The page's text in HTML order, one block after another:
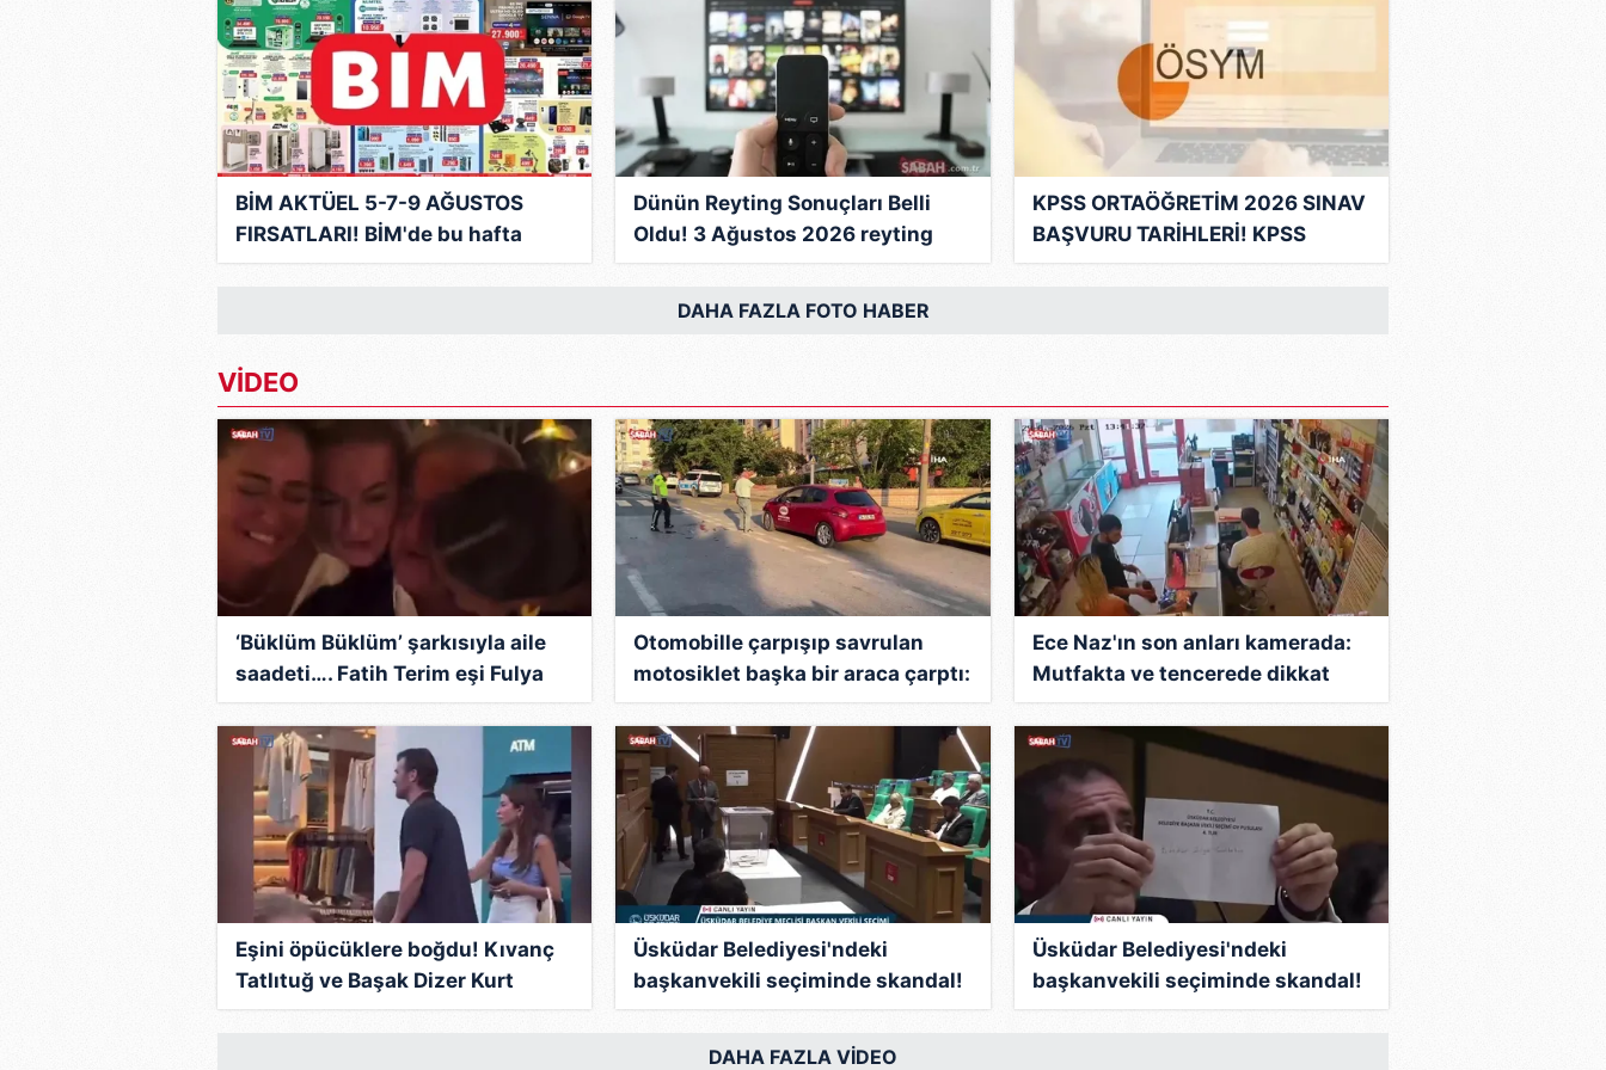
mevzuata uygun olarak kullanılan çerezlerle ilgili bilgi almak için lütfentıklayınız
BİM AKTÜEL 5-7-9 AĞUSTOS
FIRSATLARI! BİM'de bu hafta
hangi ürünler var? İşte, haftanın
Dünün Reyting Sonuçları Belli
Oldu! 3 Ağustos 2026 reyting
sonuçlarında kim birinci oldu?
KPSS ORTAÖĞRETİM 2026 SINAV
BAŞVURU TARİHLERİ! KPSS
Ortaöğretim sınavı ne zaman,
DAHA FAZLA FOTO HABER
VİDEO
‘Büklüm Büklüm’ şarkısıyla aile
saadeti…. Fatih Terim eşi Fulya
Terim ve kızlarıyla eğlendi!
Otomobille çarpışıp savrulan
motosiklet başka bir araca çarptı:
2 yaralı
Ece Naz'ın son anları kamerada:
Mutfakta ve tencerede dikkat
çeken saç telleri
Eşini öpücüklere boğdu! Kıvanç
Tatlıtuğ ve Başak Dizer Kurt
Efe’yle tatile çıktı!
Üsküdar Belediyesi'ndeki
başkanvekili seçiminde skandal!
"G" harfini "6" sayıp AK Parti'nin
Üsküdar Belediyesi'ndeki
başkanvekili seçiminde skandal!
"G" harfini "6" sayıp AK Parti'nin
DAHA FAZLA VİDEO